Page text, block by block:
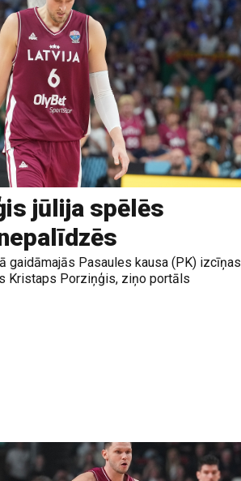
jūlija spēlēs
gaidāmajās Pasaules kausa (PK) izcīņas
Kristaps Porziņģis, ziņo portāls